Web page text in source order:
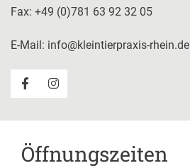
Fax: +49 (0)781 63 92 32 05
E-Mail: info@kleintierpraxis-rhein.de
Öffnungszeiten